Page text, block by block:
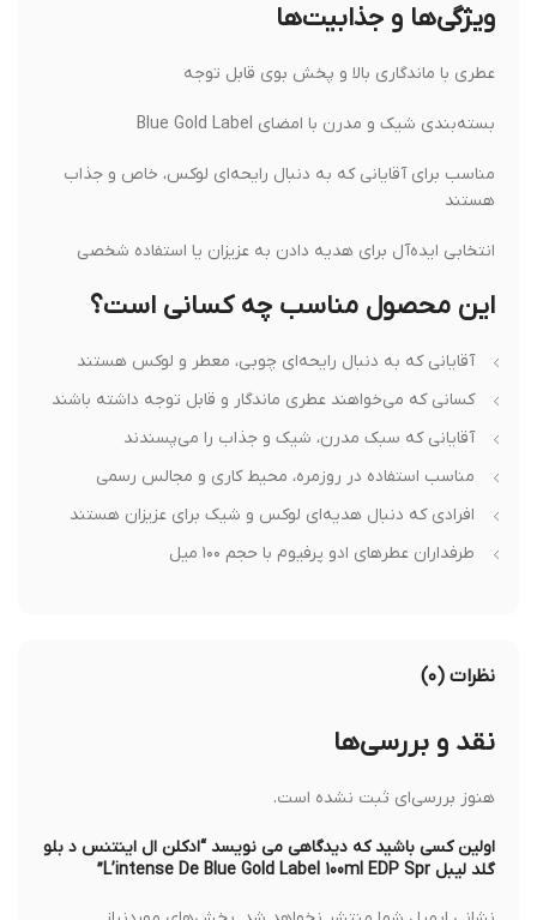
ویژگی‌ها و جذابیت‌ها
عطری با ماندگاری بالا و پخش بوی قابل توجه
بسته‌بندی شیک و مدرن با امضای Blue Gold Label
مناسب برای آقایانی که به دنبال رایحه‌ای لوکس، خاص و جذاب
هستند
انتخابی ایده‌آل برای هدیه دادن به عزیزان یا استفاده شخصی
این محصول مناسب چه کسانی است؟
آقایانی که به دنبال رایحه‌ای چوبی، معطر و لوکس هستند
کسانی که می‌خواهند عطری ماندگار و قابل توجه داشته باشند
آقایانی که سبک مدرن، شیک و جذاب را می‌پسندند
مناسب استفاده در روزمره، محیط کاری و مجالس رسمی
افرادی که دنبال هدیه‌ای لوکس و شیک برای عزیزان هستند
طرفداران عطرهای ادو پرفیوم با حجم ۱۰۰ میل
نظرات (۰)
نقد و بررسی‌ها
هنوز بررسی‌ای ثبت نشده است.
اولین کسی باشید که دیدگاهی می نویسد “ادکلن ال اینتنس د بلو
گلد لیبل L’intense De Blue Gold Label 100ml EDP Spr”